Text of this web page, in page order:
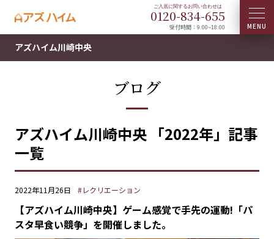
0120-834-655
受付時間：9:00~18:00
アズハイム川崎中央
ブログ
アズハイム川崎中央 「2022年」記事
一覧
2022年11月26日 #レクリエーション
【アズハイム川崎中央】ゲーム感覚で手先の運動!「パ
スタ早食い競争」を開催しました。